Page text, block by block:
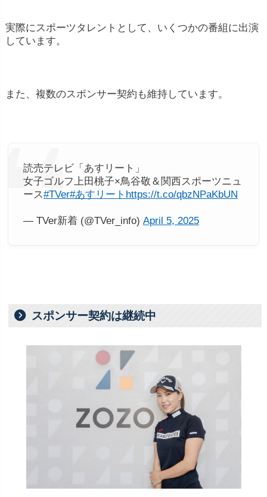
実際にスポーツタレントとして、いくつかの番組に出演
しています。
また、複数のスポンサー契約も維持しています。
読売テレビ「あすリート」
女子ゴルフ上田桃子×鳥谷敬＆関西スポーツニュ
ース#TVer#あすリート https://t.co/qbzNPaKbUN
— TVer新着 (@TVer_info) April 5, 2025
スポンサー契約は継続中